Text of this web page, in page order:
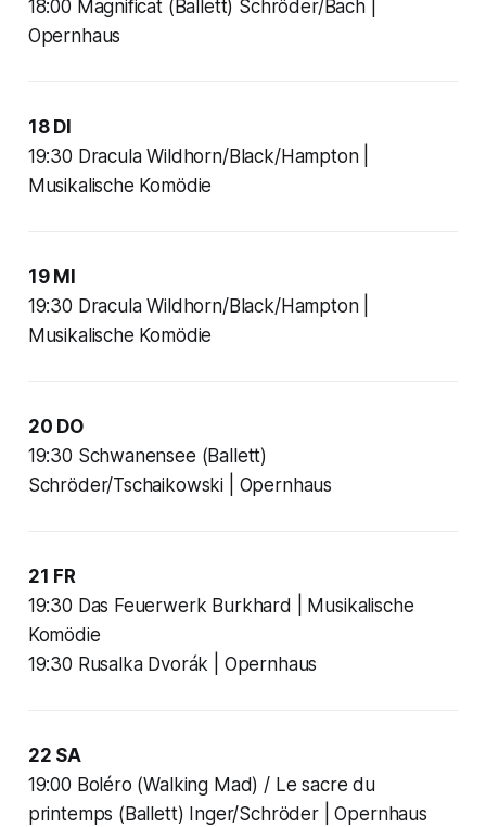
18:00 Magnificat (Ballett) Schröder/Bach |
Opernhaus
18 DI
19:30 Dracula Wildhorn/Black/Hampton |
Musikalische Komödie
19 MI
19:30 Dracula Wildhorn/Black/Hampton |
Musikalische Komödie
20 DO
19:30 Schwanensee (Ballett)
Schröder/Tschaikowski | Opernhaus
21 FR
19:30 Das Feuerwerk Burkhard | Musikalische
Komödie
19:30 Rusalka Dvorák | Opernhaus
22 SA
19:00 Boléro (Walking Mad) / Le sacre du
printemps (Ballett) Inger/Schröder | Opernhaus